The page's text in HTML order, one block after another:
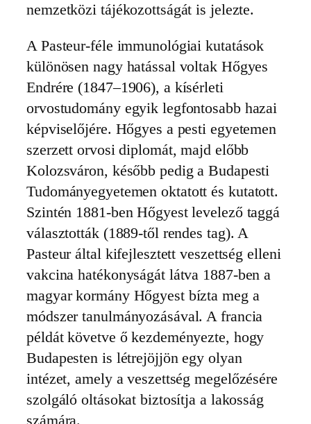
nemzetközi tájékozottságát is jelezte.
A Pasteur-féle immunológiai kutatások
különösen nagy hatással voltak Hőgyes
Endrére (1847–1906), a kísérleti
orvostudomány egyik legfontosabb hazai
képviselőjére. Hőgyes a pesti egyetemen
szerzett orvosi diplomát, majd előbb
Kolozsváron, később pedig a Budapesti
Tudományegyetemen oktatott és kutatott.
Szintén 1881-ben Hőgyest levelező taggá
választották (1889-től rendes tag). A
Pasteur által kifejlesztett veszettség elleni
vakcina hatékonyságát látva 1887-ben a
magyar kormány Hőgyest bízta meg a
módszer tanulmányozásával. A francia
példát követve ő kezdeményezte, hogy
Budapesten is létrejöjjön egy olyan
intézet, amely a veszettség megelőzésére
szolgáló oltásokat biztosítja a lakosság
számára.